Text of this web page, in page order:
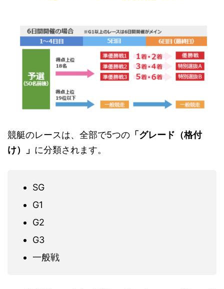
競艇のレースは、全部で5つの 「グレード（格付
け）」 に分類されます。
SG
G1
G2
G3
一般戦